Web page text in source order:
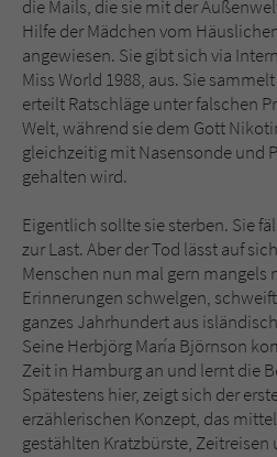
die Mails, die sie mit der
Hilfe der Mädchen vom
angewiesen. Sie gibt sich via
Miss World 1988, aus. Sie
erteilt Ratschläge unter falschen
Welt, während sie dem Gott
gleichzeitig mit Nasensonde und
gehalten wird.
Eigentlich sollte sie sterben. Sie
zur Last. Aber der Tod lässt auf
Menschen nun mal gern mangels
Erinnerungen schwelgen,
ganzes Jahrhundert aus
Seine Herbjörg María Björnson
Zeit in Hamburg an und lernt die
Spätestens hier, zeigt sich der
erzählerischen Konzept, das
gestählten Kratzbürste,
Sicherheitscode
überprüfen.